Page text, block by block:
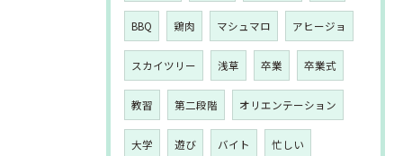
BBQ 鶏肉 マシュマロ アヒージョ
スカイツリー 浅草 卒業 卒業式
教習 第二段階 オリエンテーション
大学 遊び バイト 忙しい